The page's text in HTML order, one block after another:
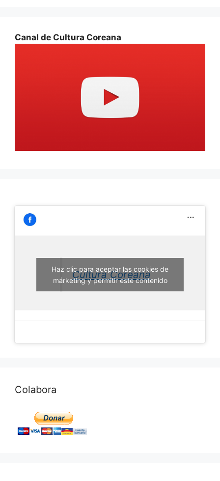
Canal de Cultura Coreana
Cultura Coreana
Haz clic para aceptar las cookies de
márketing y permitir este contenido
Colabora